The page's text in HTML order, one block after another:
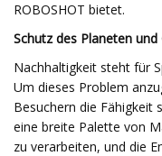
ROBOSHOT bietet.
Schutz des Planeten und
Nachhaltigkeit steht für
Um dieses Problem
Besuchern die Fähigkeit
eine breite Palette von
zu verarbeiten, und die